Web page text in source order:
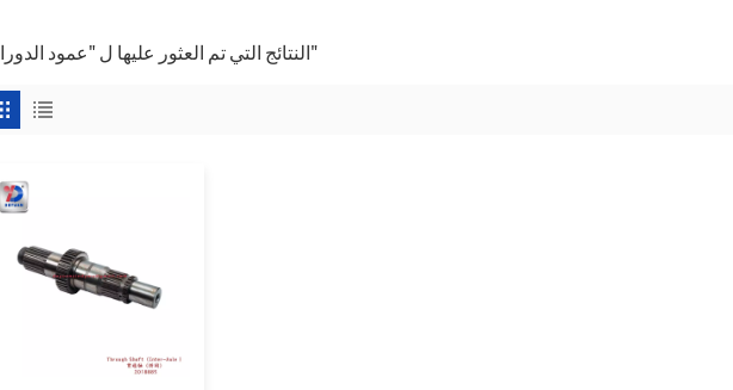
1 النتائج التي تم العثور عليها ل "عمود الدوران"